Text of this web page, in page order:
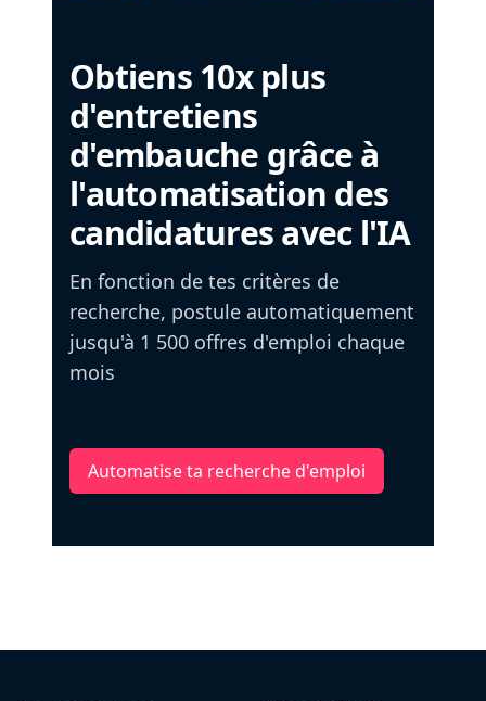
Obtiens 10x plus
d'entretiens
d'embauche grâce à
l'automatisation des
candidatures avec l'IA
En fonction de tes critères de
recherche, postule automatiquement
jusqu'à 1 500 offres d'emploi chaque
mois
Automatise ta recherche d'emploi